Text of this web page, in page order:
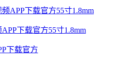
下载官方55寸1.8mm